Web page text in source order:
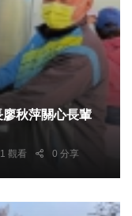
秋萍關心長輩
觀看 0 分享